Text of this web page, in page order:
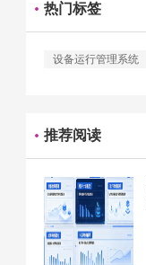
热门标签
设备运行管理系统
推荐阅读